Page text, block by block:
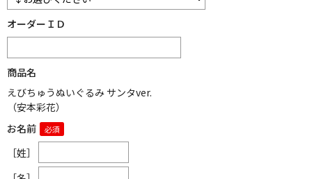
オーダーＩＤ
商品名
えびちゅうぬいぐるみ サンタver.
（安本彩花）
お名前
［姓］